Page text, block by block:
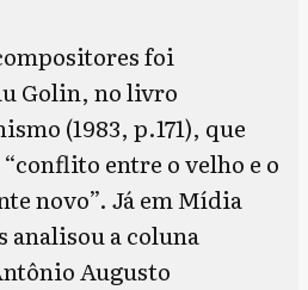
foi
Golin, no livro
(1983, p.171), que
entre o velho e o
novo”. Já em Mídia
analisou a coluna
Augusto